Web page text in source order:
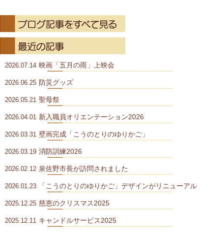
2026.07.14 映画「五月の雨」上映会
2026.06.25 防災グッズ
2026.05.21 聖母祭
2026.04.01 新入職員オリエンテーション2026
2026.03.31 壁画完成「こうのとりのゆりかご」
2026.03.19 消防訓練2026
2026.02.12 泉佐野市長が訪問されました
2026.01.23 「こうのとりのゆりかご」デザインがリニューアル
2025.12.25 慈恵のクリスマス2025
2025.12.11 キャンドルサービス2025